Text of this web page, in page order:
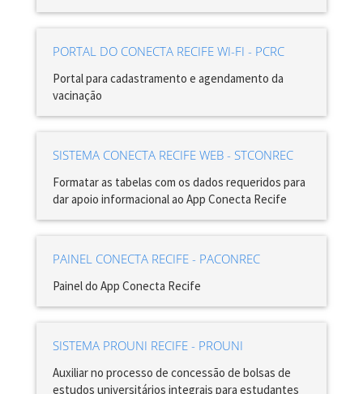
PORTAL DO CONECTA RECIFE WI-FI - PCRC
Portal para cadastramento e agendamento da
vacinação
SISTEMA CONECTA RECIFE WEB - STCONREC
Formatar as tabelas com os dados requeridos para
dar apoio informacional ao App Conecta Recife
PAINEL CONECTA RECIFE - PACONREC
Painel do App Conecta Recife
SISTEMA PROUNI RECIFE - PROUNI
Auxiliar no processo de concessão de bolsas de
estudos universitários integrais para estudantes